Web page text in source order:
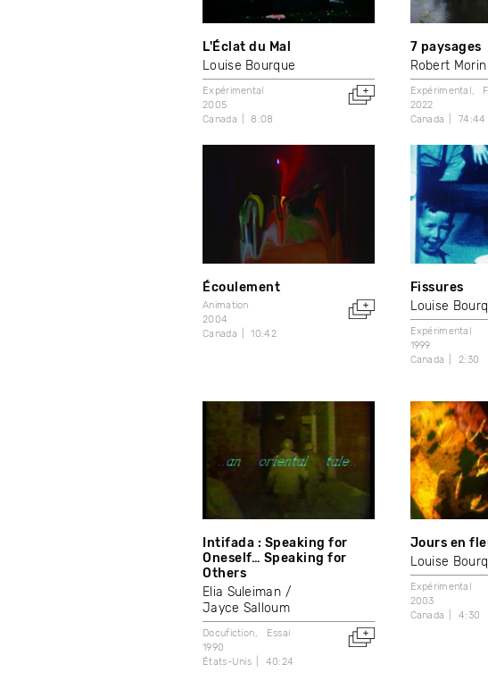
L'Éclat du Mal
Louise Bourque
Expérimental
2005
Canada
8:08
7 paysages
Robert Morin
Expérimental
2022
Canada
74:44
Écoulement
Animation
2004
Canada
10:42
Fissures
Louise
Expérimental
1999
Canada
2:30
Intifada : Speaking for
Oneself… Speaking for
Others
Elia Suleiman
Jayce Salloum
Docufiction
Essai
1990
États-Unis
40:24
Jours en
Louise
Expérimental
2003
Canada
4:30